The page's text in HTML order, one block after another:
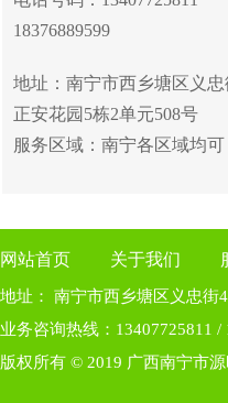
18376889599
地址：南宁市西乡塘区义忠
正安花园 5栋2单元508号
服务区域：南宁各区域均可
网站首页 关于我们
地址： 南宁市西乡塘区义忠街
业务咨询热线：13407725811 /
版权所有 © 2019 广西南宁市